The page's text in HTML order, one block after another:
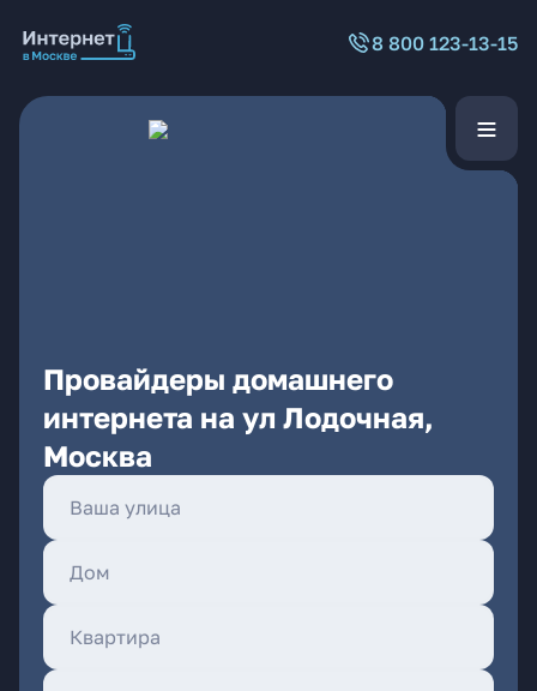
8 800 123-13-15
Провайдеры домашнего
интернета на ул Лодочная,
Москва